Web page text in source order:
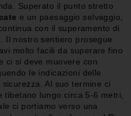
Superato il punto stretto
e un paesaggio selvaggio,
con il superamento di
. Il nostro sentiero prosegue
molto facili da superare fino
ci si deve muovere con
le indicazioni delle
Al suo termine ci
lungo circa 5-6 metri,
ci portiamo verso una